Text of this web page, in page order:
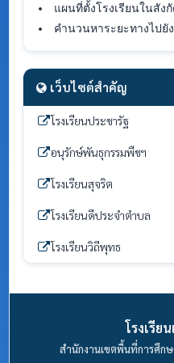
แผนที่ตั้งโรงเรียนในสัง
คำนวนหาระยะทางไปยั
เว็บไซต์สำคัญ
โรงเรียนประชารัฐ
อนุรักษ์พันธุกรรมพืชฯ
โรงเรียนสุจริต
โรงเรียนดีประจำตำบล
โรงเรียนวิถีพุทธ
โรงเรีย
สำนักงานเขตพื้นที่การศึก